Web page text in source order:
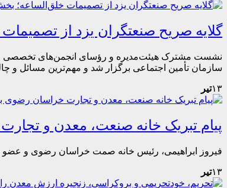
گلایه صریح صنعتگران یزد از
نشست مشترک هیئت‌مدیره و رؤسای انجمن‌های تخصصی
سازمان تأمین اجتماعی برگزار شد و مهم‌ترین مسائل و
۱۳تیر
پیام تبریک خانه صنعت، معدن و
فیروز ابراهیمی، رئیس خانه صمت خراسان رضوی و
۱۳تیر